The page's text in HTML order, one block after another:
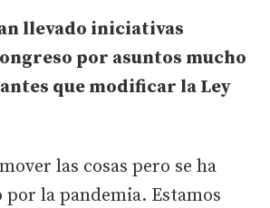
llevado iniciativas
por asuntos mucho
que modificar la Ley
las cosas pero se ha
la pandemia. Estamos